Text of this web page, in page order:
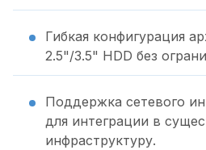
Гибкая конфигурация
2.5"/3.5" HDD без
Поддержка сетевого
для интеграции в
инфраструктуру.